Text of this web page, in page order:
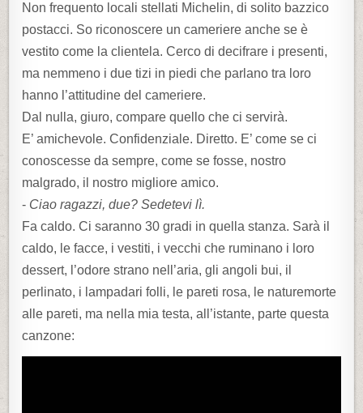
Non frequento locali stellati Michelin, di solito bazzico
postacci. So riconoscere un cameriere anche se è
vestito come la clientela. Cerco di decifrare i presenti,
ma nemmeno i due tizi in piedi che parlano tra loro
hanno l’attitudine del cameriere.
Dal nulla, giuro, compare quello che ci servirà.
E’ amichevole. Confidenziale. Diretto. E’ come se ci
conoscesse da sempre, come se fosse, nostro
malgrado, il nostro migliore amico.
- Ciao ragazzi, due? Sedetevi lì.
Fa caldo. Ci saranno 30 gradi in quella stanza. Sarà il
caldo, le facce, i vestiti, i vecchi che ruminano i loro
dessert, l’odore strano nell’aria, gli angoli bui, il
perlinato, i lampadari folli, le pareti rosa, le naturemorte
alle pareti, ma nella mia testa, all’istante, parte questa
canzone: